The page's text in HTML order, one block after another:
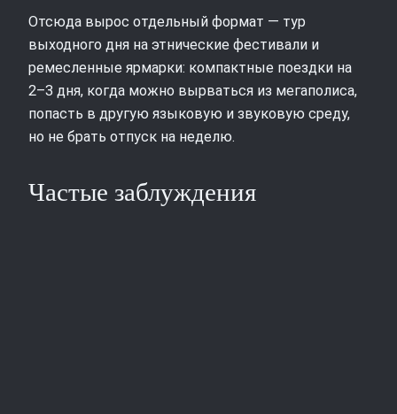
Отсюда вырос отдельный формат — тур
выходного дня на этнические фестивали и
ремесленные ярмарки: компактные поездки на
2–3 дня, когда можно вырваться из мегаполиса,
попасть в другую языковую и звуковую среду,
но не брать отпуск на неделю.
Частые заблуждения